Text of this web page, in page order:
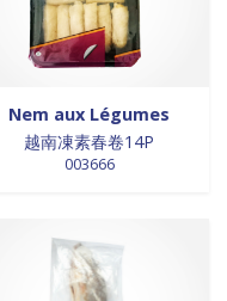
Nem aux Légumes
越南凍素春卷14P
003666